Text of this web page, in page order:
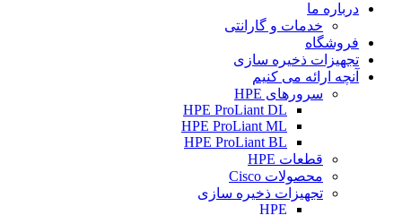
درباره ما
خدمات و گارانتی
فروشگاه
تجهیزات ذخیره سازی
آنچه ارائه می کنیم
سرورهای HPE
HPE ProLiant DL
HPE ProLiant ML
HPE ProLiant BL
قطعات HPE
محصولات Cisco
تجهیزات ذخیره سازی
HPE